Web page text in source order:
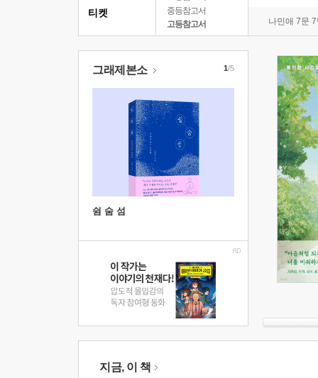
중등참고서
고등참고서
나민애 7문
티켓
그래제본소
쉼 숨 섬
1/5
지금, 이 책